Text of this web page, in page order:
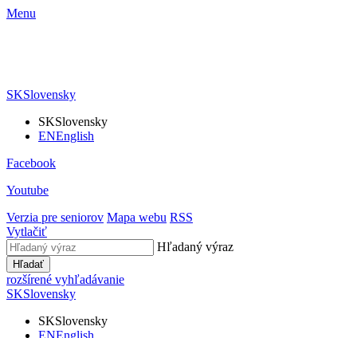
Menu
SKSlovensky
SKSlovensky
ENEnglish
Facebook
Youtube
Verzia pre seniorov Mapa webu RSS
Vytlačiť
Hľadaný výraz
Hľadať
rozšírené vyhľadávanie
SKSlovensky
SKSlovensky
ENEnglish